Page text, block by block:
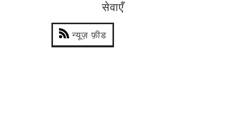
सेवाएँ
न्यूज़ फ़ीड